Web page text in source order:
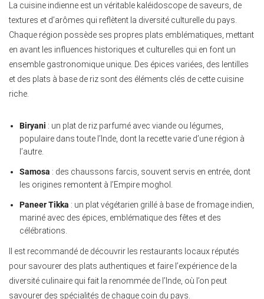
La cuisine indienne est un véritable kaléidoscope de saveurs, de
textures et d’arômes qui reflètent la diversité culturelle du pays.
Chaque région possède ses propres plats emblématiques, mettant
en avant les influences historiques et culturelles qui en font un
ensemble gastronomique unique. Des épices variées, des lentilles
et des plats à base de riz sont des éléments clés de cette cuisine
riche.
Biryani : un plat de riz parfumé avec viande ou légumes,
populaire dans toute l’Inde, dont la recette varie d’une région à
l’autre.
Samosa : des chaussons farcis, souvent servis en entrée, dont
les origines remontent à l’Empire moghol.
Paneer Tikka : un plat végétarien grillé à base de fromage indien,
mariné avec des épices, emblématique des fêtes et des
célébrations.
Il est recommandé de découvrir les restaurants locaux réputés
pour savourer des plats authentiques et faire l’expérience de la
diversité culinaire qui fait la renommée de l’Inde, où l’on peut
savourer des spécialités de chaque coin du pays.